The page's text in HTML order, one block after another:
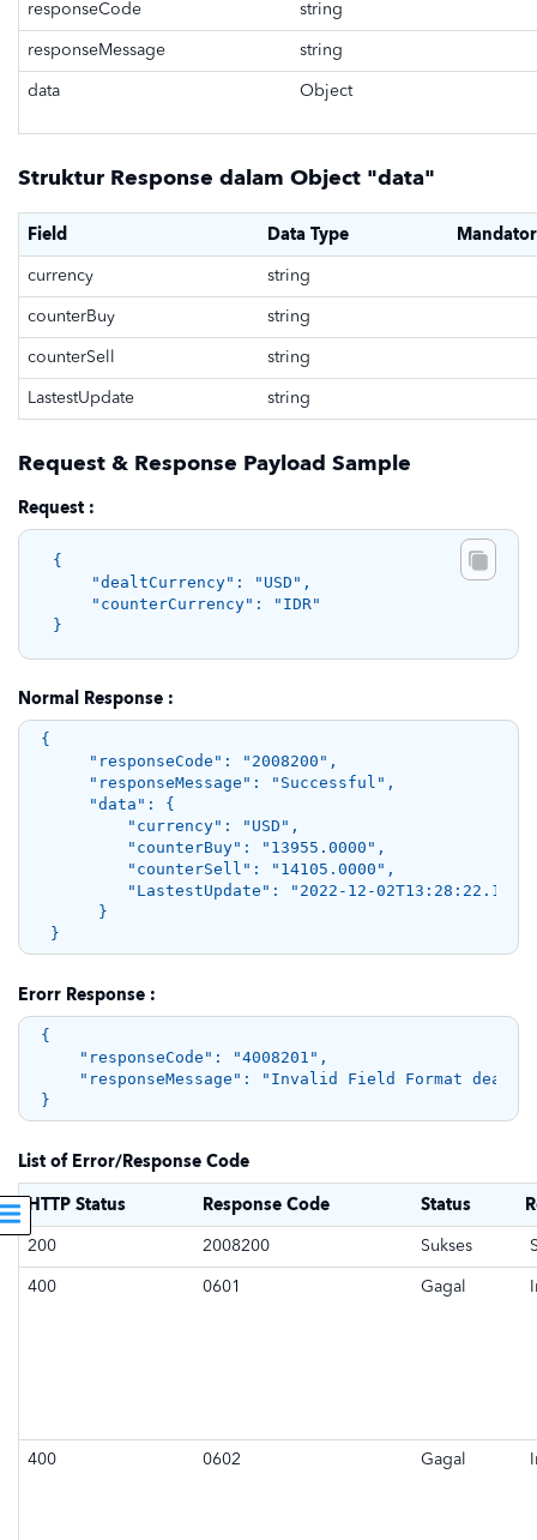
responseCode string
responseMessage string
data Object
Struktur Response dalam Object "data"
Field Data Type
currency string
counterBuy string
counterSell string
LastestUpdate string
Request & Response Payload Sample
Request :
{
    "dealtCurrency": "USD",
    "counterCurrency": "IDR"
Normal Response :
{
     "responseCode": "2008200",
"responseMessage": "Successful",
"data": {
"currency": "USD",
"counterBuy": "13955.0000",
"counterSell": "14105.0000",
"LastestUpdate": "2022-12-02T13:28:22.1"
      }
Erorr Response :
{
"responseCode": "4008201",
"responseMessage": "Invalid Field Format
List of Error/Response Code
HTTP Status
Response Code Status
200 2008200 Sukses
400 0601 Gagal
400 0602 Gagal